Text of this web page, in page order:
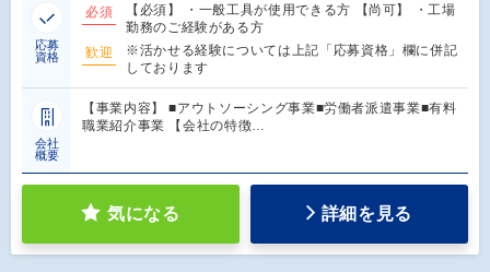
応募
資格
必須
【必須】 ・一般工具が使用できる方 【尚可】 ・工場
勤務のご経験がある方
歓迎
※活かせる経験については上記「応募資格」欄に併記
しております
会社
概要
【事業内容】 ■アウトソーシング事業■労働者派遣事業■有料
職業紹介事業 【会社の特徴…
気になる 詳細を見る